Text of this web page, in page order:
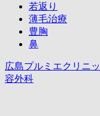
若返り
薄毛治療
豊胸
鼻
広島プルミエクリニ
容外科